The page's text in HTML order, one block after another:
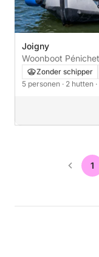
Joigny
Woonboot
Zonder schipper
5 personen · 2 hutten
1